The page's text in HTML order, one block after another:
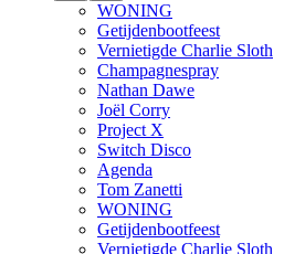
WONING
Getijdenbootfeest
Vernietigde Charlie Sloth
Champagnespray
Nathan Dawe
Joël Corry
Project X
Switch Disco
Agenda
Tom Zanetti
WONING
Getijdenbootfeest
Vernietigde Charlie Sloth